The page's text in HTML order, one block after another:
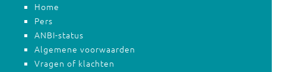
Home
Pers
ANBI-status
Algemene voorwaarden
Vragen of klachten